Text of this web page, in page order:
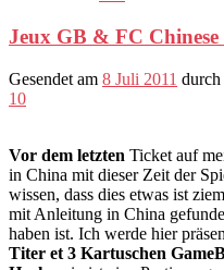
Jeux GB & FC Chinese
Gesendet am 8 Juli 2011 durch
10
Vor dem letzten Ticket auf
in China mit dieser Zeit der
wissen, dass dies etwas ist
mit Anleitung in China
haben ist. Ich werde hier
Titer et 3 Kartuschen